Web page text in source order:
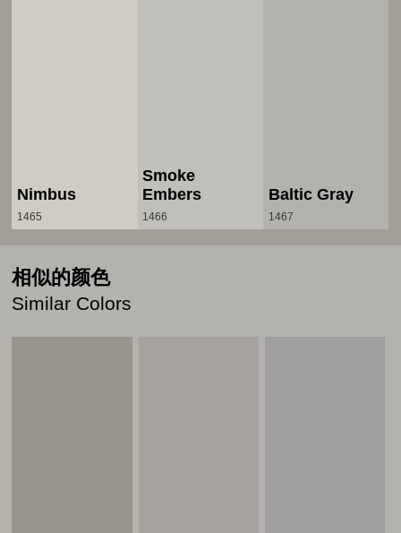
Nimbus
1465
Smoke
Embers
1466
Baltic Gray
1467
相似的颜色
Similar Colors